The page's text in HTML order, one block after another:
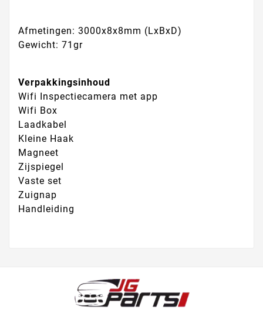
Afmetingen: 3000x8x8mm (LxBxD)
Gewicht: 71gr
Verpakkingsinhoud
Wifi Inspectiecamera met app
Wifi Box
Laadkabel
Kleine Haak
Magneet
Zijspiegel
Vaste set
Zuignap
Handleiding